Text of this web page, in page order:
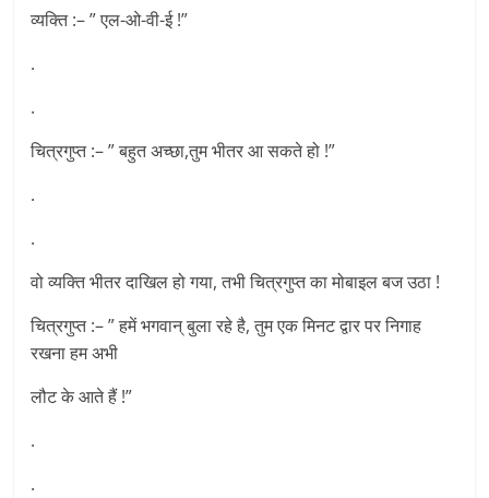
व्यक्ति :– ” एल-ओ-वी-ई !”
.
.
चित्रगुप्त :– ” बहुत अच्छा,तुम भीतर आ सकते हो !”
.
.
वो व्यक्ति भीतर दाखिल हो गया, तभी चित्रगुप्त का मोबाइल बज उठा !
चित्रगुप्त :– ” हमें भगवान् बुला रहे है, तुम एक मिनट द्वार पर निगाह
रखना हम अभी
लौट के आते हैं !”
.
.